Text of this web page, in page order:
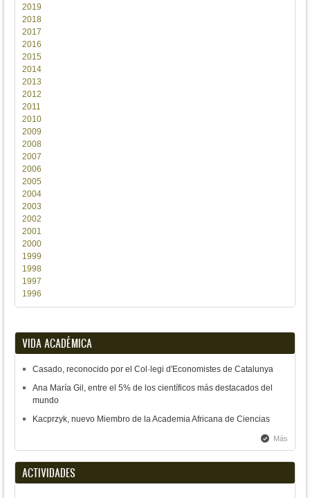
2019
2018
2017
2016
2015
2014
2013
2012
2011
2010
2009
2008
2007
2006
2005
2004
2003
2002
2001
2000
1999
1998
1997
1996
VIDA ACADÉMICA
Casado, reconocido por el Col·legi d'Economistes de Catalunya
Ana María Gil, entre el 5% de los científicos más destacados del
mundo
Kacprzyk, nuevo Miembro de la Academia Africana de Ciencias
Más
ACTIVIDADES